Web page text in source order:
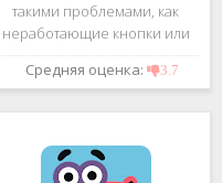
такими проблемами, как
неработающие кнопки или
разряженные батарейки на
вашем пульте от
с помощью приложения
"Пульт для
Средняя оценка: 3.7